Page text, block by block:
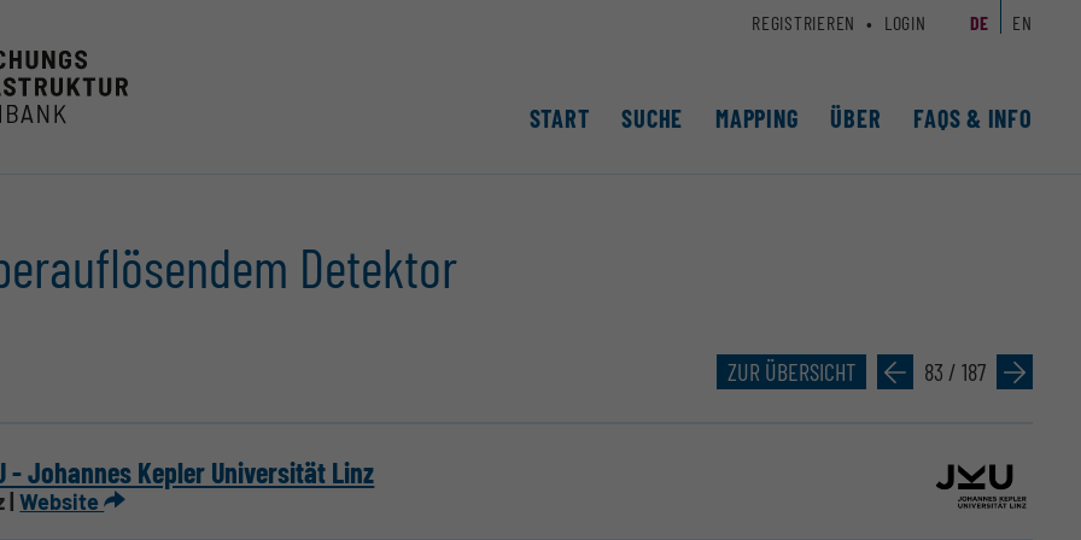
START SUCHE MAPPING ÜBER FAQS & INFO
REGISTRIEREN LOGIN DE EN
Detektor
ZUR ÜBERSICHT » 83 / 187 »
- Johannes Kepler Universität Linz
|Website